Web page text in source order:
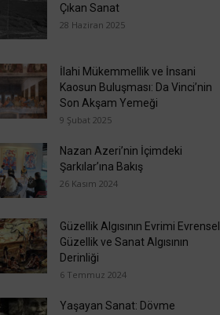
Çıkan Sanat
28 Haziran 2025
İlahi Mükemmellik ve İnsani
Kaosun Buluşması: Da Vinci’nin
Son Akşam Yemeği
9 Şubat 2025
Nazan Azeri’nin İçimdeki
Şarkılar’ına Bakış
26 Kasım 2024
Güzellik Algısının Evrimi Evrensel
Güzellik ve Sanat Algısının
Derinliği
6 Temmuz 2024
Yaşayan Sanat: Dövme